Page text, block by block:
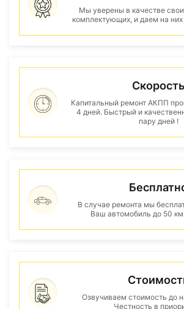
Мы уверены в качестве
комплектующих, и даем на них
Скорость
Капитальный ремонт АКПП
4 дней. Быстрый и
пару дней !
В случае ремонта мы
Ваш автомобиль до 50
Озвучиваем стоимость до
Честность в